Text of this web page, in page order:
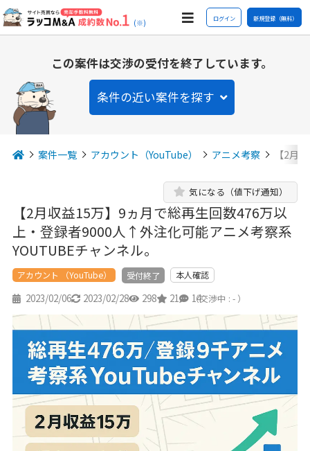
(※) ログイン 新規登録（無料）
この案件は交渉の受付を終了しています。
条件の近い案件を探す
案件一覧 アカウント（YouTube） アニメ考察 【2月
【2月収益15万】9ヵ月で総再生回数476万以
上・登録者9000人↑外注化可能アニメ考察系
YOUTUBEチャンネル。
気になる（値下げ通知）
アカウント （YouTube） 受付終了 本人確認
2023/02/06 2023/02/28 298 21 14
（交渉中 : - ）